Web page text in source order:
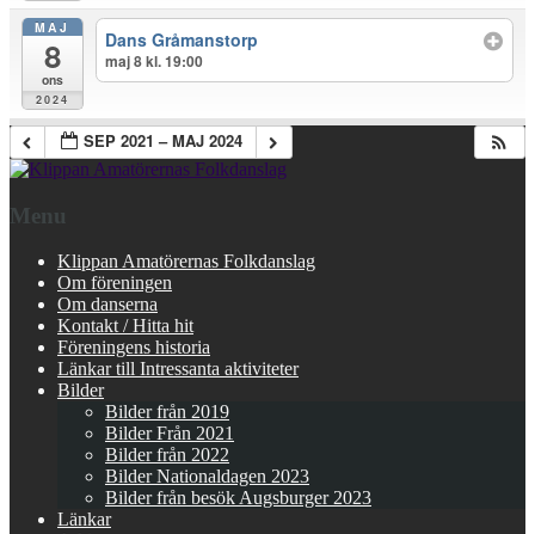
MAJ
8
ons
2024
Dans Gråmanstorp
maj 8 kl. 19:00
SEP 2021 – MAJ 2024
Menu
Klippan Amatörernas Folkdanslag
Om föreningen
Om danserna
Kontakt / Hitta hit
Föreningens historia
Länkar till Intressanta aktiviteter
Bilder
Bilder från 2019
Bilder Från 2021
Bilder från 2022
Bilder Nationaldagen 2023
Bilder från besök Augsburger 2023
Länkar